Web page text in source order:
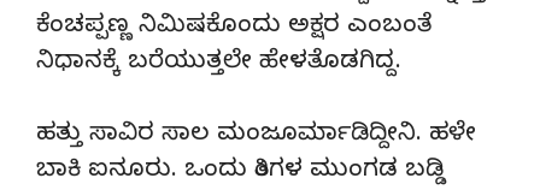
ಕೆಂಚಪ್ಪಣ್ಣ ನಿಮಿಷಕೊಂದು ಅಕ್ಷರ ಎಂಬಂತೆ
ನಿಧಾನಕ್ಕೆ ಬರೆಯುತ್ತಲೇ ಹೇಳತೊಡಗಿದ್ದ.
ಹತ್ತು ಸಾವಿರ ಸಾಲ ಮಂಜೂರ್ಮಾಡಿದ್ದೀನಿ. ಹಳೇ
ಬಾಕಿ ಐನೂರು. ಒಂದು ತಿಂಗಳ ಮುಂಗಡ ಬಡ್ಡಿ